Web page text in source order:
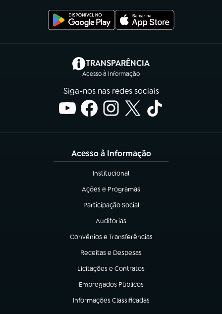
TRANSPARÊNCIA
Acesso à Informação
(abre em nova aba)
Siga-nos nas redes sociais
Acesso à Informação
Institucional
(abre em nova aba)
Ações e Programas
(abre em nova aba)
Participação Social
(abre em nova aba)
Auditorias
(abre em nova aba)
Convênios e Transferências
(abre em nova aba)
Receitas e Despesas
(abre em nova aba)
Licitações e Contratos
(abre em nova aba)
Empregados Públicos
(abre em nova aba)
Informações Classificadas
(abre em nova aba)